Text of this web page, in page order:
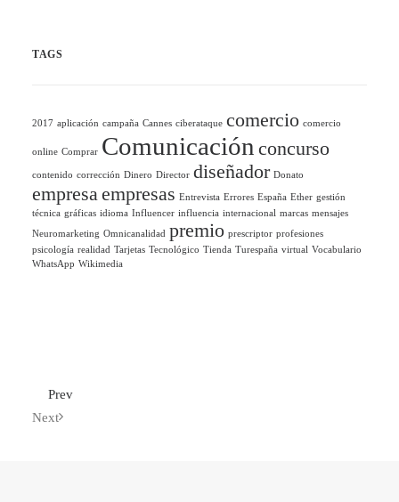
TAGS
2017 aplicación campaña Cannes ciberataque comercio comercio
online Comprar Comunicación concurso
contenido corrección Dinero Director diseñador Donato
empresaempresas Entrevista Errores España Ether gestión
técnica gráficas idioma Influencer influencia internacional marcas mensajes
Neuromarketing Omnicanalidad premio prescriptor profesiones
psicología realidad Tarjetas Tecnológico Tienda Turespaña virtual Vocabulario
WhatsApp Wikimedia
Prev
Next